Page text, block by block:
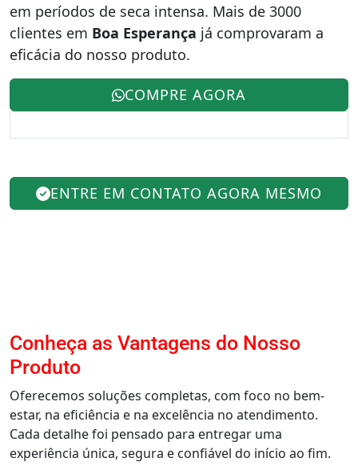
em períodos de seca intensa. Mais de 3000
clientes em Boa Esperança já comprovaram a
eficácia do nosso produto.
COMPRE AGORA
ENTRE EM CONTATO AGORA MESMO
Conheça as Vantagens do Nosso
Produto
Oferecemos soluções completas, com foco no bem-
estar, na eficiência e na excelência no atendimento.
Cada detalhe foi pensado para entregar uma
experiência única, segura e confiável do início ao fim.